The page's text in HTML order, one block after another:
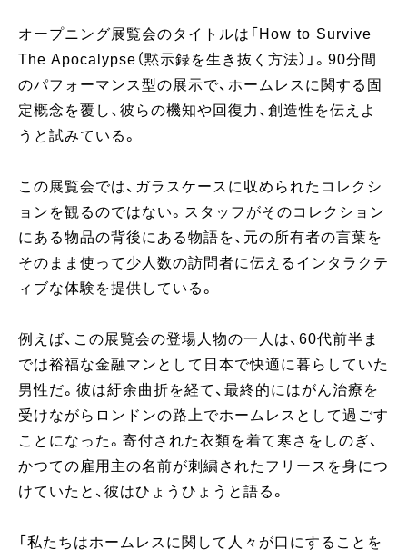
オープニング展覧会のタイトルは「How to Survive
The Apocalypse（黙示録を生き抜く方法）」。90分間
のパフォーマンス型の展示で、ホームレスに関する固
定概念を覆し、彼らの機知や回復力、創造性を伝えよ
うと試みている。
この展覧会では、ガラスケースに収められたコレクシ
ョンを観るのではない。スタッフがそのコレクション
にある物品の背後にある物語を、元の所有者の言葉を
そのまま使って少人数の訪問者に伝えるインタラクテ
ィブな体験を提供している。
例えば、この展覧会の登場人物の一人は、60代前半ま
では裕福な金融マンとして日本で快適に暮らしていた
男性だ。彼は紆余曲折を経て、最終的にはがん治療を
受けながらロンドンの路上でホームレスとして過ごす
ことになった。寄付された衣類を着て寒さをしのぎ、
かつての雇用主の名前が刺繍されたフリースを身につ
けていたと、彼はひょうひょうと語る。
「私たちはホームレスに関して人々が口にすることを